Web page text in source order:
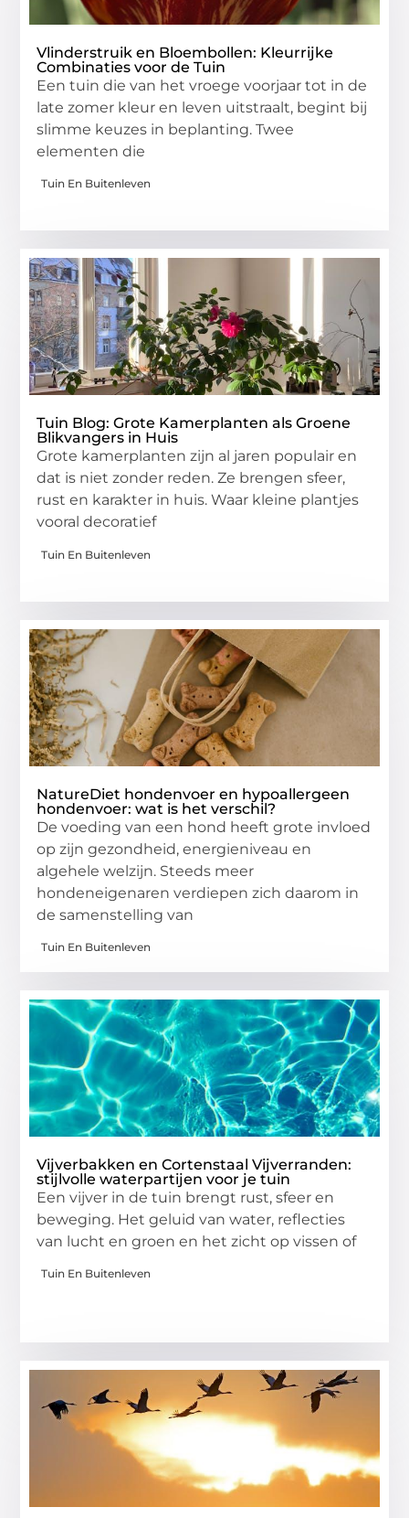
Vlinderstruik en Bloembollen: Kleurrijke
Combinaties voor de Tuin
Een tuin die van het vroege voorjaar tot in de
late zomer kleur en leven uitstraalt, begint bij
slimme keuzes in beplanting. Twee
elementen die
Tuin En Buitenleven
Tuin Blog: Grote Kamerplanten als Groene
Blikvangers in Huis
Grote kamerplanten zijn al jaren populair en
dat is niet zonder reden. Ze brengen sfeer,
rust en karakter in huis. Waar kleine plantjes
vooral decoratief
Tuin En Buitenleven
NatureDiet hondenvoer en hypoallergeen
hondenvoer: wat is het verschil?
De voeding van een hond heeft grote invloed
op zijn gezondheid, energieniveau en
algehele welzijn. Steeds meer
hondeneigenaren verdiepen zich daarom in
de samenstelling van
Tuin En Buitenleven
Vijverbakken en Cortenstaal Vijverranden:
stijlvolle waterpartijen voor je tuin
Een vijver in de tuin brengt rust, sfeer en
beweging. Het geluid van water, reflecties
van lucht en groen en het zicht op vissen of
Tuin En Buitenleven